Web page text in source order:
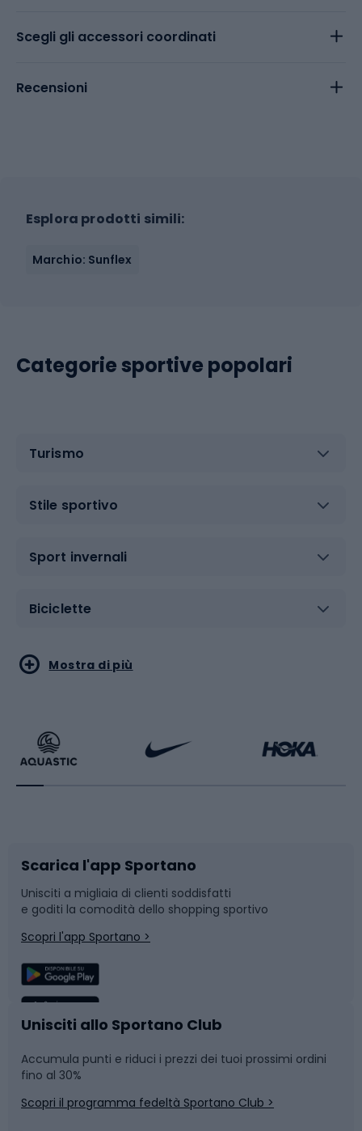
Scegli gli accessori coordinati
Recensioni
Esplora prodotti simili:
Marchio: Sunflex
Categorie sportive popolari
Turismo
Stile sportivo
Sport invernali
Biciclette
Sport acquatici
Bikepacking
Bushcraft
Corsa
Sport di squadra
Caschi da ciclismo
Skitouring
Sport di arti marziali
Sport con le racchette
Slitte e slittini
Snowboard
Camminata nordica
Nuoto
Pattinaggio
Mostra di più
Scarica l'app Sportano
Unisciti a migliaia di clienti soddisfatti
e goditi la comodità dello shopping sportivo
Scopri l'app Sportano >
Unisciti allo Sportano Club
Accumula punti e riduci i prezzi dei tuoi prossimi ordini
fino al 30%
Scopri il programma fedeltà Sportano Club >